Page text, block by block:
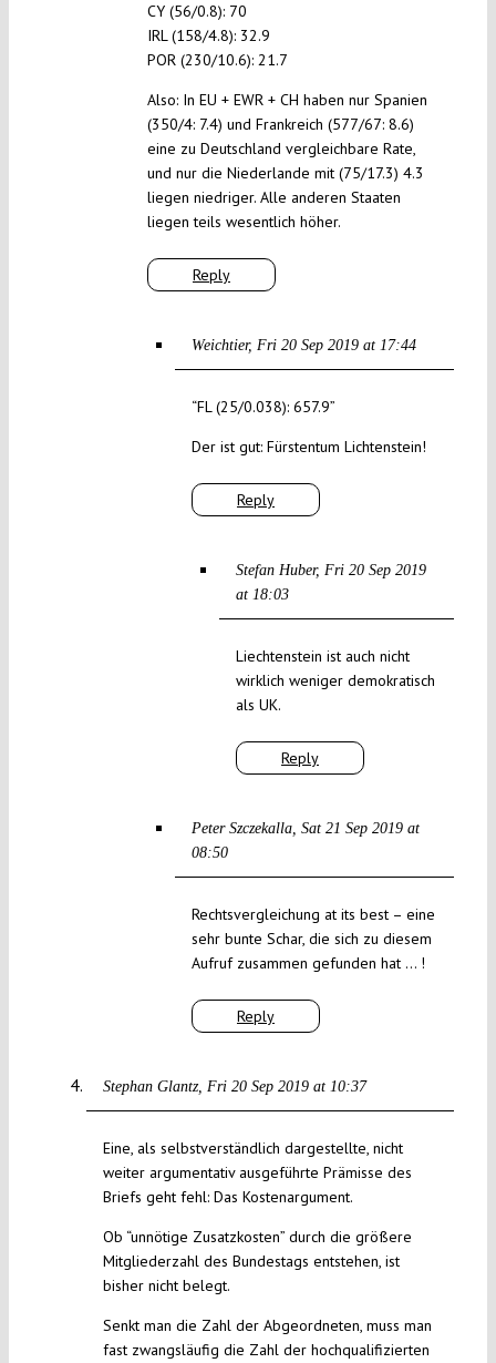
Reply
CY (56/0.8): 70
IRL (158/4.8): 32.9
POR (230/10.6): 21.7
Also: In EU + EWR + CH haben nur Spanien
(350/4: 7.4) und Frankreich (577/67: 8.6)
eine zu Deutschland vergleichbare Rate,
und nur die Niederlande mit (75/17.3) 4.3
liegen niedriger. Alle anderen Staaten
liegen teils wesentlich höher.
Weichtier Fri 20 Sep 2019 at 17:44
Reply
“FL (25/0.038): 657.9”
Der ist gut: Fürstentum Lichtenstein!
Stefan Huber Fri 20 Sep 2019
at 18:03
Reply
Liechtenstein ist auch nicht
wirklich weniger demokratisch
als UK.
Peter Szczekalla Sat 21 Sep 2019 at
08:50
Reply
Rechtsvergleichung at its best – eine
sehr bunte Schar, die sich zu diesem
Aufruf zusammen gefunden hat … !
Stephan Glantz Fri 20 Sep 2019 at 10:37
Eine, als selbstverständlich dargestellte, nicht
weiter argumentativ ausgeführte Prämisse des
Briefs geht fehl: Das Kostenargument.
Ob “unnötige Zusatzkosten” durch die größere
Mitgliederzahl des Bundestags entstehen, ist
bisher nicht belegt.
Senkt man die Zahl der Abgeordneten, muss man
fast zwangsläufig die Zahl der hochqualifizierten